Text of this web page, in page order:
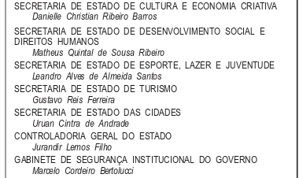
SECRETARIA  DE  ESTADO  DE  CULTURA  E  ECONOMIA  CRIATIVA
Danielle  Christian  Ribeiro  Barros
SECRETARIA  DE  ESTADO  DE  DESENVOLVIMENTO  SOCIAL  E
DIREITOS  HUMANOS
Matheus  Quintal  de  Sousa  Ribeiro
SECRETARIA  DE  ESTADO  DE  ESPORTE,  LAZER  E  JUVENTUDE
Leandro  Alves  de  Almeida  Santos
SECRETARIA  DE  ESTADO  DE  TURISMO
Gustavo  Reis  Ferreira
SECRETARIA  DE  ESTADO  DAS  CIDADES
Uruan  Cintra  de  Andrade
CONTROLADORIA  GERAL  DO  ESTADO
Jurandir  Lemos  Filho
GABINETE  DE  SEGURANÇA  INSTITUCIONAL  DO  GOVERNO
Marcelo  Cordeiro  Bertolucci